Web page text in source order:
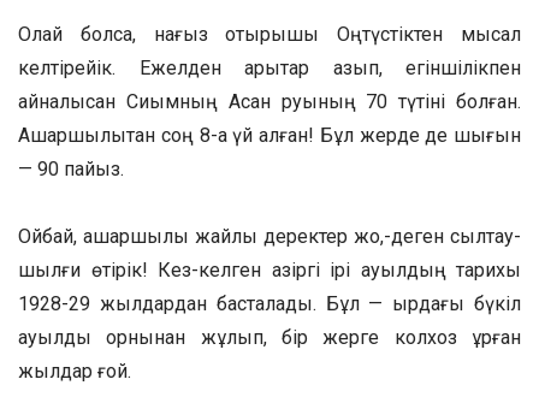
Олай болса, нағыз отырықшы Оңтүстіктен мысал
келтірейік. Ежелден арықтар қазып, егіншілікпен
айналысқан Сиқымның Асан руының 70 түтіні болған.
Ашаршылықтан соң 8-ақ үй қалған! Бұл жерде де шығын
— 90 пайыз.
Ойбай, ашаршылық жайлы деректер жоқ,-деген сылтау-
шылғи өтірік! Кез-келген қазіргі ірі ауылдың тарихы
1928-29 жылдардан басталады. Бұл — қырдағы бүкіл
ауылды орнынан жұлып, бір жерге колхоз құрған
жылдар ғой.